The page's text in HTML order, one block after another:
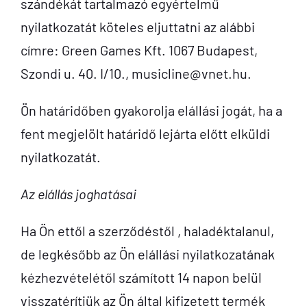
nyilatkozatát köteles eljuttatni az alábbi
címre: Green Games Kft. 1067 Budapest,
Szondi u. 40. I/10., musicline@vnet.hu
Ön határidőben gyakorolja elállási jogát, ha a
fent megjelölt határidő lejárta előtt elküldi
nyilatkozatát.
Az elállás joghatásai
Ha Ön ettől a szerződéstől , haladéktalanul,
de legkésőbb az Ön elállási nyilatkozatának
kézhezvételétől számított 14 napon belül
visszatérítjük az Ön által kifizetett termék